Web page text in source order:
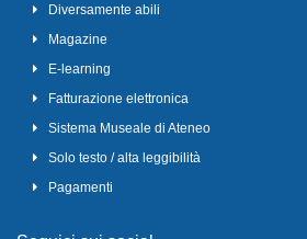
Diversamente abili
Magazine
E-learning
Fatturazione elettronica
Sistema Museale di Ateneo
Solo testo / alta leggibilità
Pagamenti